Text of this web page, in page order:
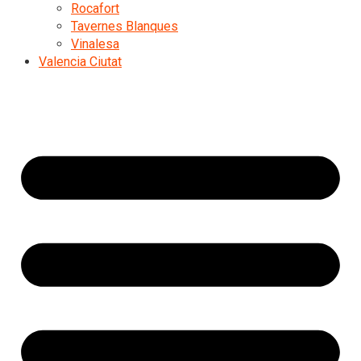
Rocafort
Tavernes Blanques
Vinalesa
Valencia Ciutat